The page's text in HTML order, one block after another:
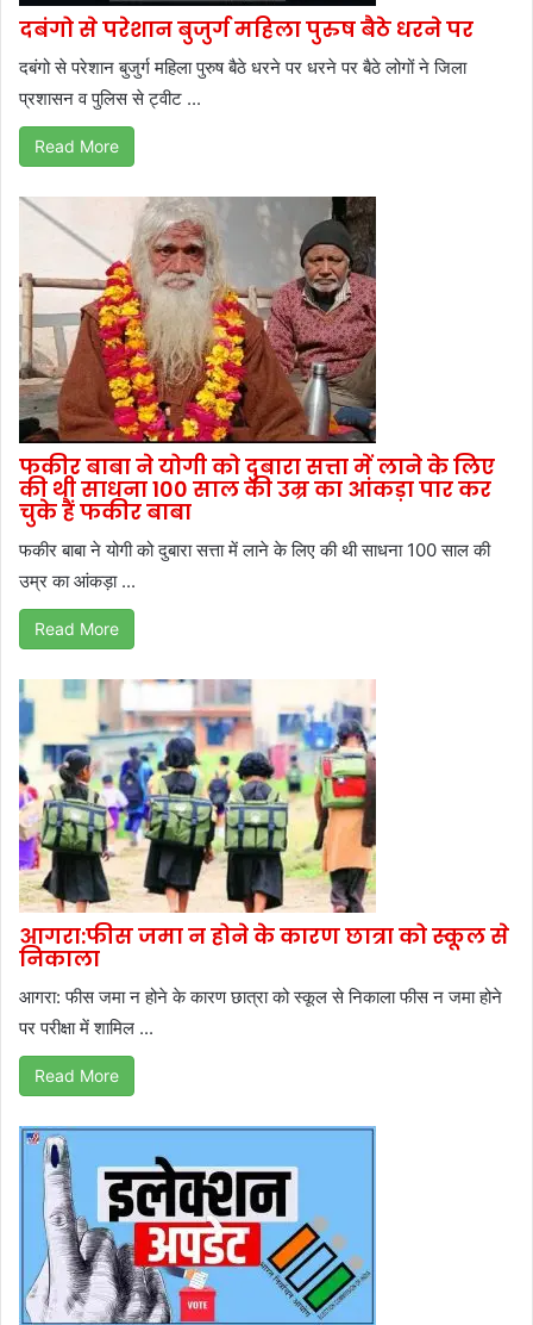
दबंगो से परेशान बुजुर्ग महिला पुरुष बैठे धरने पर
दबंगो से परेशान बुजुर्ग महिला पुरुष बैठे धरने पर धरने पर बैठे लोगों ने जिला
प्रशासन व पुलिस से ट्वीट ...
Read More
फकीर बाबा ने योगी को दुबारा सत्ता में लाने के लिए
की थी साधना 100 साल की उम्र का आंकड़ा पार कर
चुके हैं फकीर बाबा
फकीर बाबा ने योगी को दुबारा सत्ता में लाने के लिए की थी साधना 100 साल की
उम्र का आंकड़ा ...
Read More
आगरा:फीस जमा न होने के कारण छात्रा को स्कूल से
निकाला
आगरा: फीस जमा न होने के कारण छात्रा को स्कूल से निकाला फीस न जमा होने
पर परीक्षा में शामिल ...
Read More